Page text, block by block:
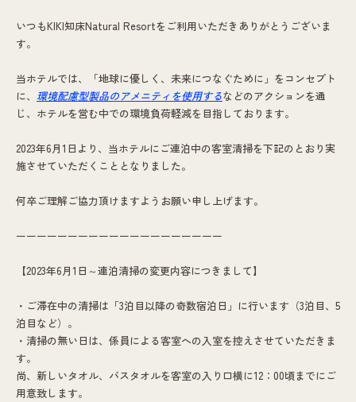
いつもKIKI知床Natural Resortをご利用いただきありがとうございま
す。
当ホテルでは、「地球に優しく、未来につなぐために」をコンセプト
に、 環境配慮型製品のアメニティを使用するなどのアクションを通
じ、ホテルを営む中での環境負荷軽減を目指しております。
2023年6月1日より、当ホテルにご連泊中の客室清掃を下記のとおり実
施させていただくこととなりました。
何卒ご理解ご協力頂けますようお願い申し上げます。
ーーーーーーーーーーーーーーーーーーーー
【2023年6月1日～連泊清掃の変更内容につきまして】
・ご滞在中の清掃は「3泊目以降の奇数宿泊日」に行います（3泊目、5
泊目など）。
・清掃の無い日は、係員による客室への入室を控えさせていただきま
す。
尚、新しいタオル、バスタオルを客室の入り口横に12：00頃までにご
用意致します。